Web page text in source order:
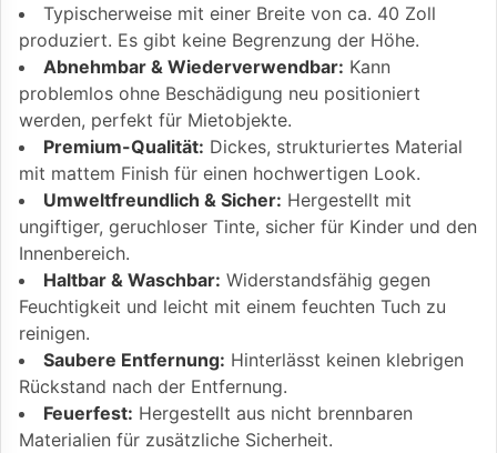
Typischerweise mit einer Breite von ca. 40 Zoll
produziert. Es gibt keine Begrenzung der Höhe.
Abnehmbar & Wiederverwendbar: Kann
problemlos ohne Beschädigung neu positioniert
werden, perfekt für Mietobjekte.
Premium-Qualität: Dickes, strukturiertes Material
mit mattem Finish für einen hochwertigen Look.
Umweltfreundlich & Sicher: Hergestellt mit
ungiftiger, geruchloser Tinte, sicher für Kinder und den
Innenbereich.
Haltbar & Waschbar: Widerstandsfähig gegen
Feuchtigkeit und leicht mit einem feuchten Tuch zu
reinigen.
Saubere Entfernung: Hinterlässt keinen klebrigen
Rückstand nach der Entfernung.
Feuerfest: Hergestellt aus nicht brennbaren
Materialien für zusätzliche Sicherheit.